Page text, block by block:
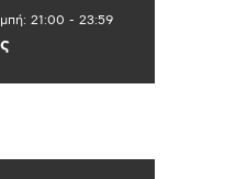
21:00 - 23:59